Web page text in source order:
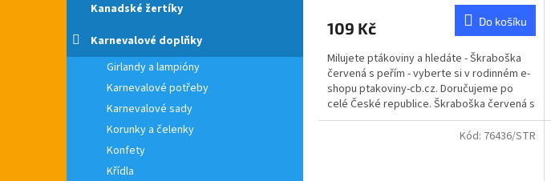
Kanadské žertíky
Karnevalové doplňky
Girlandy a lampióny
Karnevalové potřeby
Karnevalové sady
Korunky a čelenky
Konfety
Křídla
je
z
5
hvězdiček.
109 Kč Do košíku
Milujete ptákoviny a hledáte - Škraboška
červená s peřím - vyberte si v rodinném e-
shopu ptakoviny-cb.cz. Doručujeme po
celé České republice. Škraboška červená s
peřím.
Kód: 76436/STR